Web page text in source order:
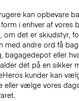
kan opbevare
i enhver af vores
om det er skiudstyr,
med andre ord få
bagagedepot eller
det på en sikker
kunder kan
vælge vores